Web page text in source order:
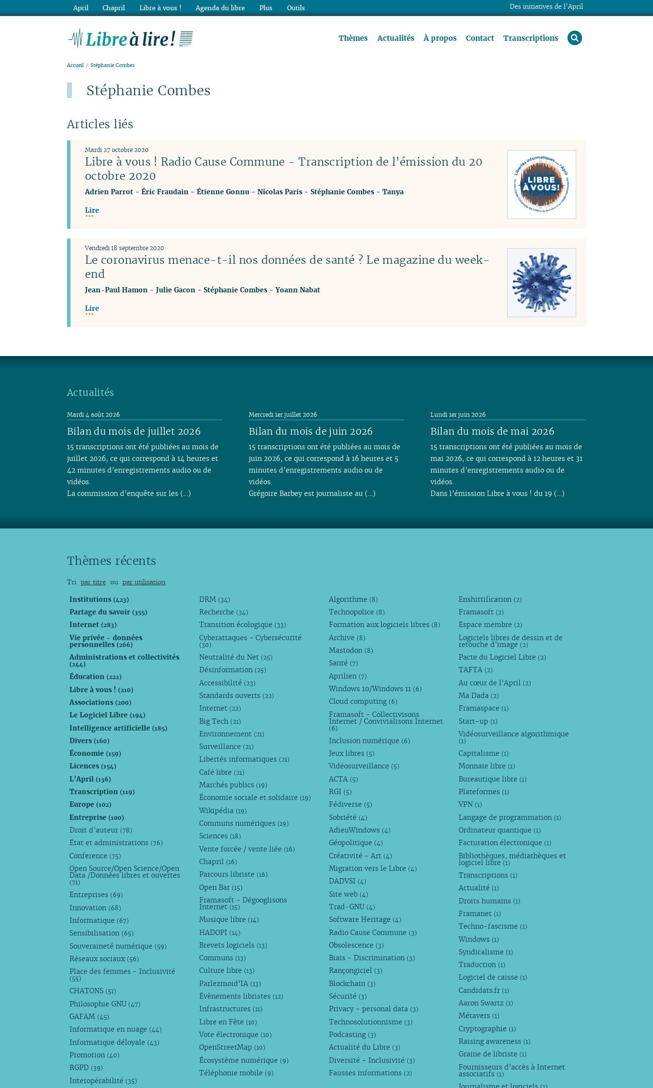
Thèmes Actualités À propos Contact Transcriptions rechercher
Accueil Stéphanie Combes
Stéphanie Combes
Articles liés
Libre à vous ! Radio Cause Commune - Transcription de l’émission du 20
octobre 2020
Mardi 27 octobre 2020
Adrien Parrot- Éric Fraudain- Étienne Gonnu- Nicolas Paris- Stéphanie Combes- Tanya
Lire
Le coronavirus menace-t-il nos données de santé ? Le magazine du week-
end
Vendredi 18 septembre 2020
Jean-Paul Hamon- Julie Gacon- Stéphanie Combes-Yoann Nabat
Lire
Actualités
Bilan du mois de juillet 2026
Mardi 4 août 2026
15 transcriptions ont été publiées au mois de
juillet 2026, ce qui correspond à 14 heures et
42 minutes d’enregistrements audio ou de
vidéos.
La commission d’enquête sur les (…)
Bilan du mois de juin 2026
Mercredi 1er juillet 2026
15 transcriptions ont été publiées au mois de
juin 2026, ce qui correspond à 16 heures et 5
minutes d’enregistrements audio ou de
vidéos.
Grégoire Barbey est journaliste au (…)
Bilan du mois de mai 2026
Lundi 1er juin 2026
15 transcriptions ont été publiées au mois de
mai 2026, ce qui correspond à 12 heures et 31
minutes d’enregistrements audio ou de
vidéos.
Dans l’émission Libre à vous ! du 19 (…)
Thèmes récents
Tri par titre ou par utilisation
Institutions(423)
Partage du savoir(355)
Internet(283)
Vie privée - données
personnelles(266)
Administrations et collectivités
(244)
Éducation(222)
Libre à vous !(210)
Associations(200)
Le Logiciel Libre(194)
Intelligence artificielle(185)
Divers(160)
Économie(159)
Licences(154)
L’April(136)
Transcription(119)
Europe(102)
Entreprise(100)
Droit d’auteur (78)
État et administrations (76)
Conference (75)
Open Source/Open Science/Open
Data /Données libres et ouvertes
(71)
Entreprises (69)
Innovation (68)
Informatique (67)
Sensibilisation (65)
Souveraineté numérique (59)
Réseaux sociaux (56)
Place des femmes - Inclusivité
(55)
CHATONS (51)
Philosophie GNU (47)
GAFAM (45)
Informatique en nuage (44)
Informatique déloyale (43)
Promotion (40)
RGPD (39)
Interopérabilité (35)
DRM (34)
Recherche (34)
Transition écologique (33)
Cyberattaques - Cybersécurité
(30)
Neutralité du Net (25)
Désinformation (25)
Accessibilité (23)
Standards ouverts (22)
Internet (22)
Big Tech (21)
Environnement (21)
Surveillance (21)
Libertés informatiques (21)
Café libre (21)
Marchés publics (19)
Économie sociale et solidaire (19)
Wikipédia (19)
Communs numériques (19)
Sciences (18)
Vente forcée / vente liée (16)
Chapril (16)
Parcours libriste (16)
Open Bar (15)
Framasoft - Dégooglisons
Internet (15)
Musique libre (14)
HADOPI (14)
Brevets logiciels (13)
Communs (13)
Culture libre (13)
Parlezmoid’IA (13)
Évènements libristes (12)
Infrastructures (11)
Libre en Fête (10)
Vote électronique (10)
OpenStreetMap (10)
Écosystème numérique (9)
Téléphonie mobile (9)
Algorithme (8)
Technopolice (8)
Formation aux logiciels libres (8)
Archive (8)
Mastodon (8)
Santé (7)
Aprilien (7)
Windows 10/Windows 11 (6)
Cloud computing (6)
Framasoft - Collectivisons
Internet / Convivialisons Internet
(6)
Inclusion numérique (6)
Jeux libres (5)
Vidéosurveillance (5)
ACTA (5)
RGI (5)
Fédiverse (5)
Sobriété (4)
AdieuWindows (4)
Géopolitique (4)
Créativité - Art (4)
Migration vers le Libre (4)
DADVSI (4)
Site web (4)
Trad-GNU (4)
Software Heritage (4)
Radio Cause Commune (3)
Obsolescence (3)
Biais - Discrimination (3)
Rançongiciel (3)
Blockchain (3)
Sécurité (3)
Privacy - personal data (3)
Technosolutionnisme (3)
Podcasting (3)
Actualité du Libre (3)
Diversité - Inclusivité (3)
Fausses informations (2)
Enshittification (2)
Framasoft (2)
Espace membre (2)
Logiciels libres de dessin et de
retouche d’image (2)
Pacte du Logiciel Libre (2)
TAFTA (2)
Au cœur de l’April (2)
Ma Dada (2)
Framaspace (1)
Start-up (1)
Vidéosurveillance algorithmique
(1)
Capitalisme (1)
Monnaie libre (1)
Bureautique libre (1)
Plateformes (1)
VPN (1)
Langage de programmation (1)
Ordinateur quantique (1)
Facturation électronique (1)
Bibliothèques, médiathèques et
logiciel libre (1)
Transcriptions (1)
Actualité (1)
Droits humains (1)
Framanet (1)
Techno-fascisme (1)
Windows (1)
Syndicalisme (1)
Traduction (1)
Logiciel de caisse (1)
Candidats.fr (1)
Aaron Swartz (1)
Métavers (1)
Cryptographie (1)
Raising awareness (1)
Graine de libriste (1)
Fournisseurs d’accès à Internet
associatifs (1)
Des initiatives de l’April
April Chapril Libre à vous ! Agenda du libre Plus Outils